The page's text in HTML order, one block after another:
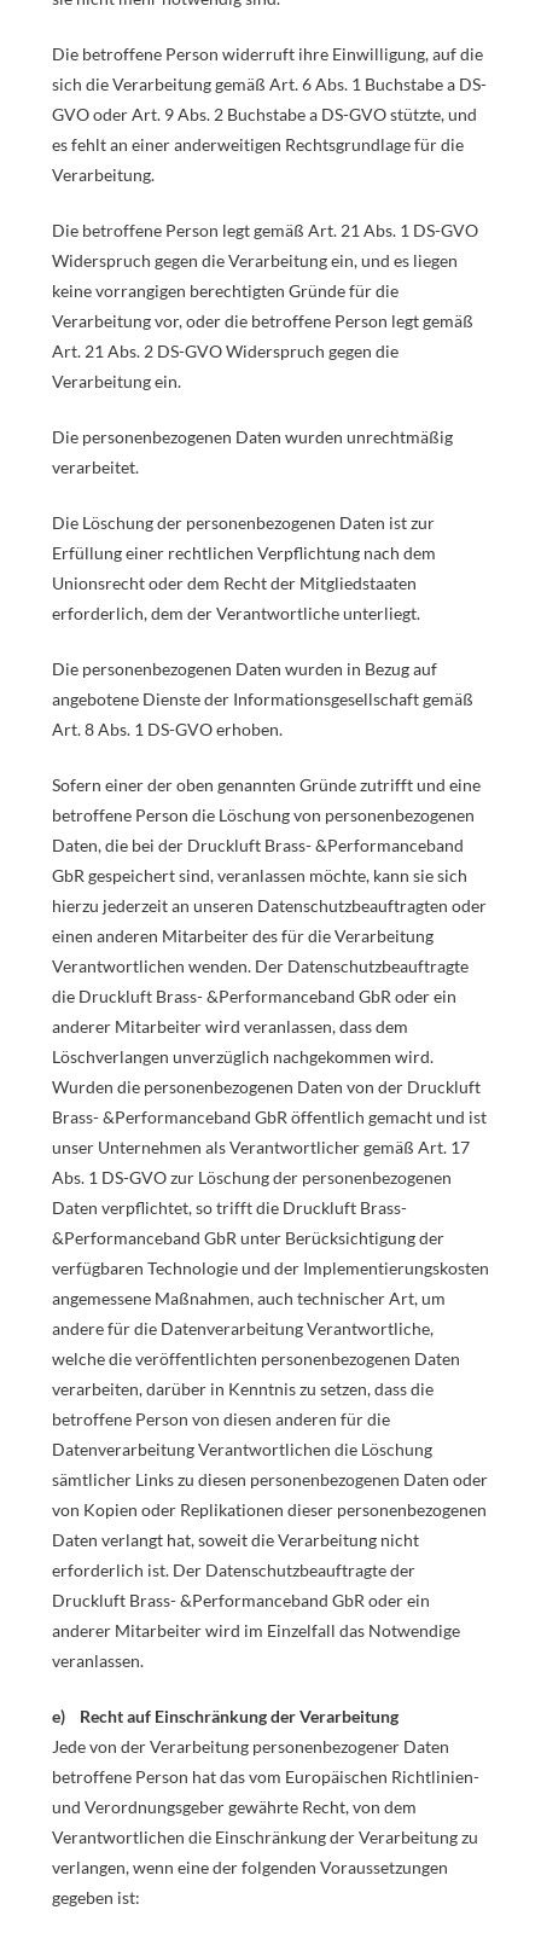
Die betroffene Person widerruft ihre Einwilligung, auf die
sich die Verarbeitung gemäß Art. 6 Abs. 1 Buchstabe a DS-
GVO oder Art. 9 Abs. 2 Buchstabe a DS-GVO stützte, und
es fehlt an einer anderweitigen Rechtsgrundlage für die
Verarbeitung.
Die betroffene Person legt gemäß Art. 21 Abs. 1 DS-GVO
Widerspruch gegen die Verarbeitung ein, und es liegen
keine vorrangigen berechtigten Gründe für die
Verarbeitung vor, oder die betroffene Person legt gemäß
Art. 21 Abs. 2 DS-GVO Widerspruch gegen die
Verarbeitung ein.
Die personenbezogenen Daten wurden unrechtmäßig
verarbeitet.
Die Löschung der personenbezogenen Daten ist zur
Erfüllung einer rechtlichen Verpflichtung nach dem
Unionsrecht oder dem Recht der Mitgliedstaaten
erforderlich, dem der Verantwortliche unterliegt.
Die personenbezogenen Daten wurden in Bezug auf
angebotene Dienste der Informationsgesellschaft gemäß
Art. 8 Abs. 1 DS-GVO erhoben.
Sofern einer der oben genannten Gründe zutrifft und eine
betroffene Person die Löschung von personenbezogenen
Daten, die bei der Druckluft Brass- &Performanceband
GbR gespeichert sind, veranlassen möchte, kann sie sich
hierzu jederzeit an unseren Datenschutzbeauftragten oder
einen anderen Mitarbeiter des für die Verarbeitung
Verantwortlichen wenden. Der Datenschutzbeauftragte
die Druckluft Brass- &Performanceband GbR oder ein
anderer Mitarbeiter wird veranlassen, dass dem
Löschverlangen unverzüglich nachgekommen wird.
Wurden die personenbezogenen Daten von der Druckluft
Brass- &Performanceband GbR öffentlich gemacht und ist
unser Unternehmen als Verantwortlicher gemäß Art. 17
Abs. 1 DS-GVO zur Löschung der personenbezogenen
Daten verpflichtet, so trifft die Druckluft Brass-
&Performanceband GbR unter Berücksichtigung der
verfügbaren Technologie und der Implementierungskosten
angemessene Maßnahmen, auch technischer Art, um
andere für die Datenverarbeitung Verantwortliche,
welche die veröffentlichten personenbezogenen Daten
verarbeiten, darüber in Kenntnis zu setzen, dass die
betroffene Person von diesen anderen für die
Datenverarbeitung Verantwortlichen die Löschung
sämtlicher Links zu diesen personenbezogenen Daten oder
von Kopien oder Replikationen dieser personenbezogenen
Daten verlangt hat, soweit die Verarbeitung nicht
erforderlich ist. Der Datenschutzbeauftragte der
Druckluft Brass- &Performanceband GbR oder ein
anderer Mitarbeiter wird im Einzelfall das Notwendige
veranlassen.
e) Recht auf Einschränkung der Verarbeitung
Jede von der Verarbeitung personenbezogener Daten
betroffene Person hat das vom Europäischen Richtlinien-
und Verordnungsgeber gewährte Recht, von dem
Verantwortlichen die Einschränkung der Verarbeitung zu
verlangen, wenn eine der folgenden Voraussetzungen
gegeben ist: